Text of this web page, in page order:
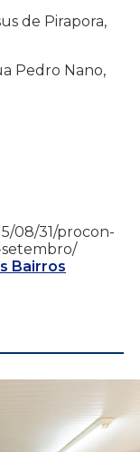
de Pirapora,
Pedro Nano,
08/31/procon-
Bairros